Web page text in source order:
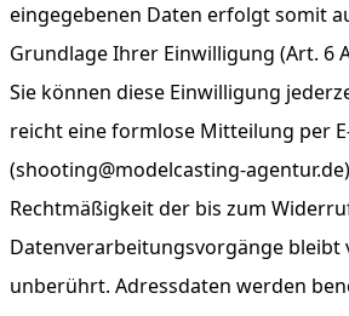
eingegebenen Daten erfolgt somit
Grundlage Ihrer Einwilligung (Art. 6
Sie können diese Einwilligung
reicht eine formlose Mitteilung per
(shooting@modelcasting-
Rechtmäßigkeit der bis zum
Datenverarbeitungsvorgänge bleibt
unberührt. Adressdaten werden